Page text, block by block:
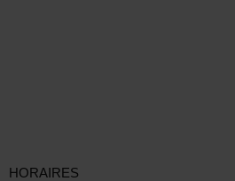
HORAIRES